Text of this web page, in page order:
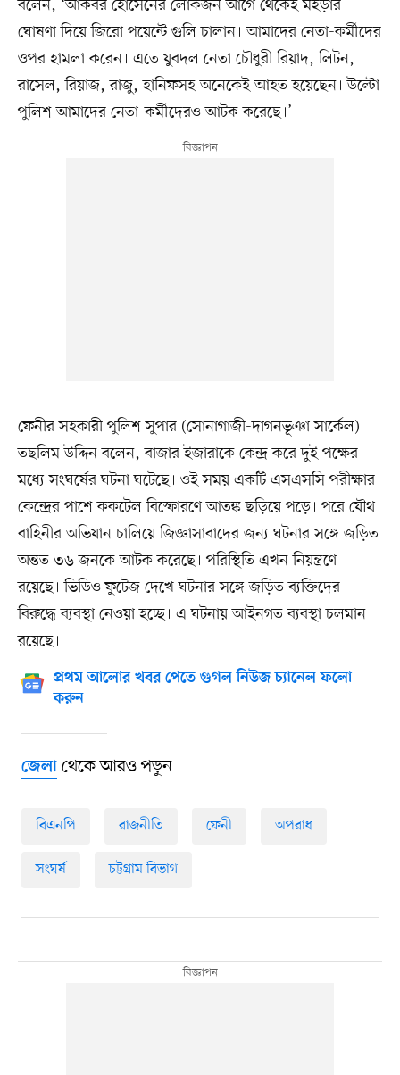
বলেন, ‘আকবর হোসেনের লোকজন আগে থেকেই মহড়ার
ঘোষণা দিয়ে জিরো পয়েন্টে গুলি চালান। আমাদের নেতা-কর্মীদের
ওপর হামলা করেন। এতে যুবদল নেতা চৌধুরী রিয়াদ, লিটন,
রাসেল, রিয়াজ, রাজু, হানিফসহ অনেকেই আহত হয়েছেন। উল্টো
পুলিশ আমাদের নেতা-কর্মীদেরও আটক করেছে।’
ফেনীর সহকারী পুলিশ সুপার (সোনাগাজী-দাগনভূঞা সার্কেল)
তছলিম উদ্দিন বলেন, বাজার ইজারাকে কেন্দ্র করে দুই পক্ষের
মধ্যে সংঘর্ষের ঘটনা ঘটেছে। ওই সময় একটি এসএসসি পরীক্ষার
কেন্দ্রের পাশে ককটেল বিস্ফোরণে আতঙ্ক ছড়িয়ে পড়ে। পরে যৌথ
বাহিনীর অভিযান চালিয়ে জিজ্ঞাসাবাদের জন্য ঘটনার সঙ্গে জড়িত
অন্তত ৩৬ জনকে আটক করেছে। পরিস্থিতি এখন নিয়ন্ত্রণে
রয়েছে। ভিডিও ফুটেজ দেখে ঘটনার সঙ্গে জড়িত ব্যক্তিদের
বিরুদ্ধে ব্যবস্থা নেওয়া হচ্ছে। এ ঘটনায় আইনগত ব্যবস্থা চলমান
রয়েছে।
প্রথম আলোর খবর পেতে গুগল নিউজ চ্যানেল ফলো
করুন
জেলাথেকে আরও পড়ুন
বিএনপি রাজনীতি ফেনী অপরাধ
সংঘর্ষ চট্টগ্রাম বিভাগ